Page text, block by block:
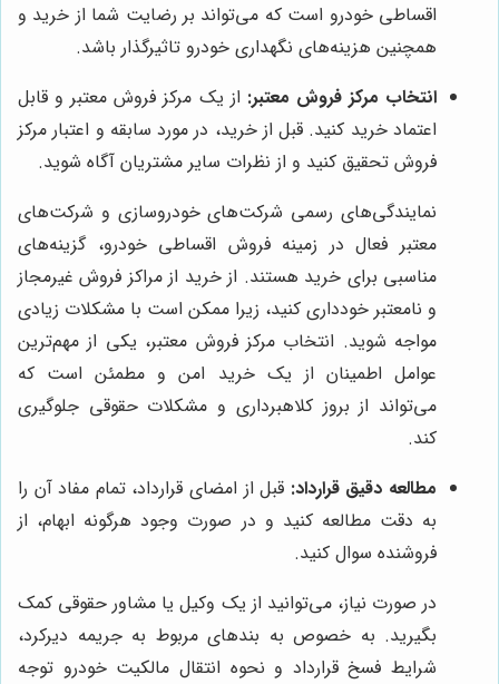
اقساطی خودرو است که می‌تواند بر رضایت شما از خرید و
همچنین هزینه‌های نگهداری خودرو تاثیرگذار باشد.
انتخاب مرکز فروش معتبر: از یک مرکز فروش معتبر و قابل
اعتماد خرید کنید. قبل از خرید، در مورد سابقه و اعتبار مرکز
فروش تحقیق کنید و از نظرات سایر مشتریان آگاه شوید.
نمایندگی‌های رسمی شرکت‌های خودروسازی و شرکت‌های
معتبر فعال در زمینه فروش اقساطی خودرو، گزینه‌های
مناسبی برای خرید هستند. از خرید از مراکز فروش غیرمجاز
و نامعتبر خودداری کنید، زیرا ممکن است با مشکلات زیادی
مواجه شوید. انتخاب مرکز فروش معتبر، یکی از مهم‌ترین
عوامل اطمینان از یک خرید امن و مطمئن است که
می‌تواند از بروز کلاهبرداری و مشکلات حقوقی جلوگیری
کند.
مطالعه دقیق قرارداد: قبل از امضای قرارداد، تمام مفاد آن را
به دقت مطالعه کنید و در صورت وجود هرگونه ابهام، از
فروشنده سوال کنید.
در صورت نیاز، می‌توانید از یک وکیل یا مشاور حقوقی کمک
بگیرید. به خصوص به بندهای مربوط به جریمه دیرکرد،
شرایط فسخ قرارداد و نحوه انتقال مالکیت خودرو توجه